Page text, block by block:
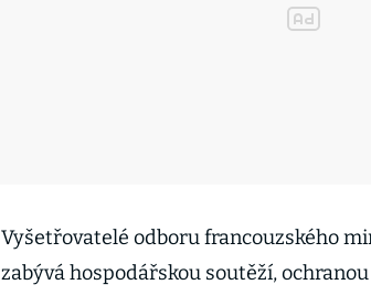
Vyšetřovatelé odboru francouzského
zabývá hospodářskou soutěží,